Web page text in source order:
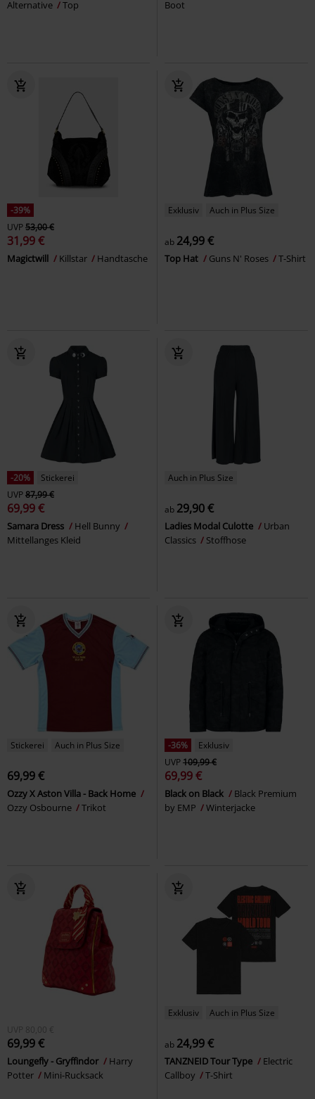
Alternative
Top
Boot
-39%
UVP53,00 €
31,99 €
Magictwill Killstar Handtasche
Exklusiv Auch in Plus Size
ab 24,99 €
Top Hat Guns N' Roses T-Shirt
-20%
Stickerei
UVP87,99 €
69,99 €
Samara Dress
Hell Bunny
Mittellanges Kleid
Auch in Plus Size
ab 29,90 €
Ladies Modal Culotte
Urban
Classics
Stoffhose
Stickerei Auch in Plus Size
69,99 €
Ozzy X Aston Villa - Back Home
Ozzy Osbourne
Trikot
-36%
Exklusiv
UVP109,99 €
69,99 €
Black on Black
Black Premium
by EMP
Winterjacke
UVP 80,00 €
69,99 €
Loungefly - Gryffindor
Harry
Potter
Mini-Rucksack
Exklusiv Auch in Plus Size
ab 24,99 €
TANZNEID Tour Type
Electric
Callboy
T-Shirt